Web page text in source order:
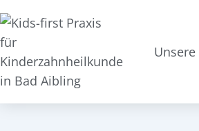
Zum
Inhalt
springen
Unsere
nach: